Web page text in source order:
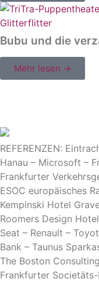
Bubu und die
Mehr lesen →
REFERENZEN:
Hanau – Microsoft –
Frankfurter
ESOC europäisches
Kempinski Hotel
Roomers Design
Seat – Renault –
Bank – Taunus
The Boston
Frankfurter